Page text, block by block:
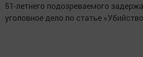
51-летнего подозреваемого
уголовное дело по статье